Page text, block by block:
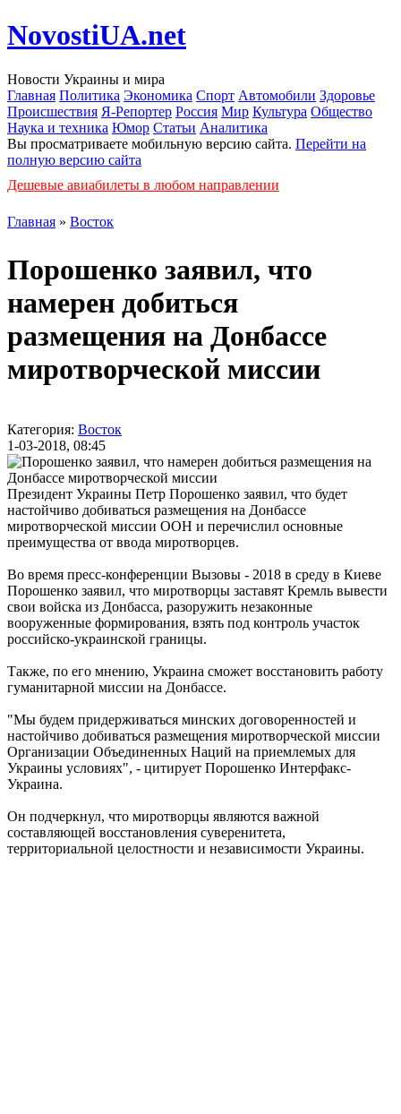
NovostiUA.net
Новости Украины и мира
Главная Политика Экономика Спорт Автомобили Здоровье
Происшествия Я-Репортер Россия Мир Культура Общество
Наука и техника Юмор Статьи Аналитика
Вы просматриваете мобильную версию сайта. Перейти на
полную версию сайта
Дешевые авиабилеты в любом направлении
Главная » Восток
Порошенко заявил, что
намерен добиться
размещения на Донбассе
миротворческой миссии
Категория: Восток
1-03-2018, 08:45
Президент Украины Петр Порошенко заявил, что будет
настойчиво добиваться размещения на Донбассе
миротворческой миссии ООН и перечислил основные
преимущества от ввода миротворцев.
Во время пресс-конференции Вызовы - 2018 в среду в Киеве
Порошенко заявил, что миротворцы заставят Кремль вывести
свои войска из Донбасса, разоружить незаконные
вооруженные формирования, взять под контроль участок
российско-украинской границы.
Также, по его мнению, Украина сможет восстановить работу
гуманитарной миссии на Донбассе.
"Мы будем придерживаться минских договоренностей и
настойчиво добиваться размещения миротворческой миссии
Организации Объединенных Наций на приемлемых для
Украины условиях", - цитирует Порошенко Интерфакс-
Украина.
Он подчеркнул, что миротворцы являются важной
составляющей восстановления суверенитета,
территориальной целостности и независимости Украины.